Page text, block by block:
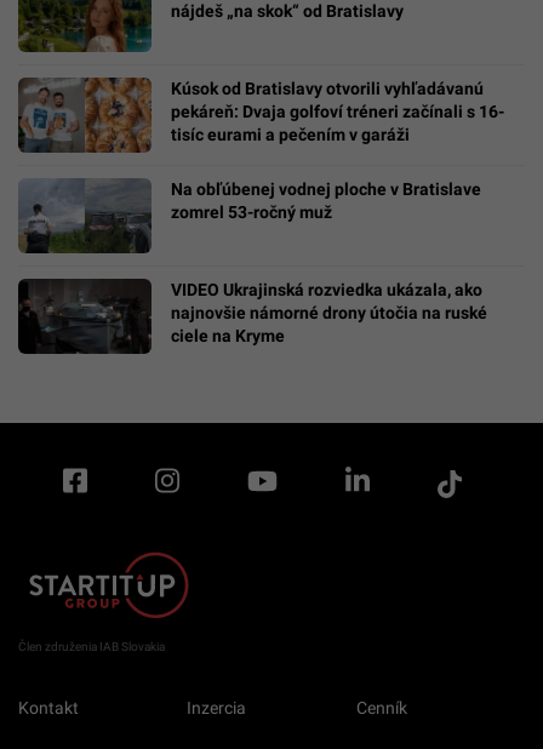
nájdeš „na skok“ od Bratislavy
Kúsok od Bratislavy otvorili vyhľadávanú
pekáreň: Dvaja golfoví tréneri začínali s 16-
tisíc eurami a pečením v garáži
Na obľúbenej vodnej ploche v Bratislave
zomrel 53-ročný muž
VIDEO Ukrajinská rozviedka ukázala, ako
najnovšie námorné drony útočia na ruské
ciele na Kryme
Člen združenia IAB Slovakia
Kontakt Inzercia Cenník